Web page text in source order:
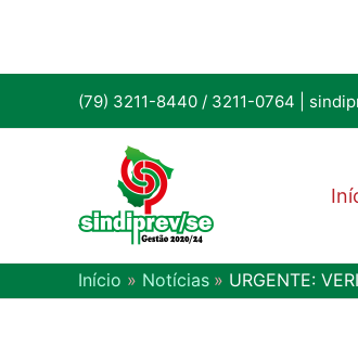
(79) 3211-8440 / 3211-0764
Início Notícias URGENTE: